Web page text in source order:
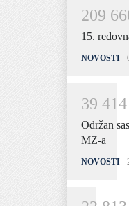
209 66
15.
NOVOSTI
39 414
Održan
MZ-a
NOVOSTI